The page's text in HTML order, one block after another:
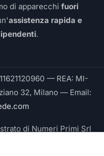
di apparecchifuori
assistenza rapida e
.
— REA: MI-
32, Milano — Email:
di Numeri Primi Srl
sito ritraggono